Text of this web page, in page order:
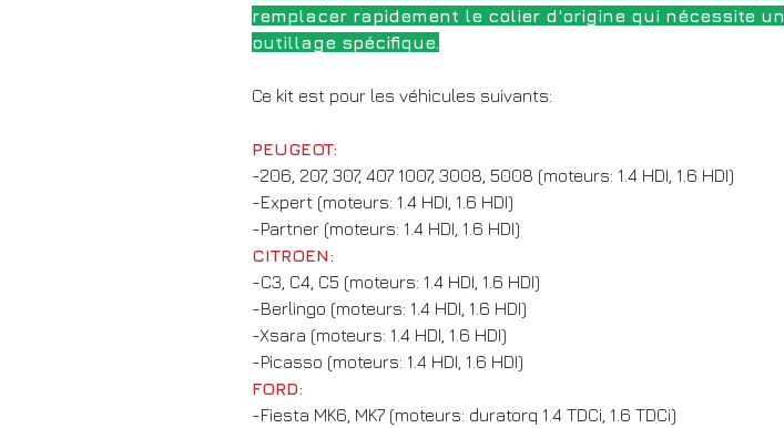
remplacer rapidement le colier d'origine qui nécessite un
outillage spécifique.
Ce kit est pour les véhicules suivants:
PEUGEOT:
-206, 207, 307, 407 1007, 3008, 5008 (moteurs: 1.4 HDI, 1.6 HDI)
-Expert (moteurs: 1.4 HDI, 1.6 HDI)
-Partner (moteurs: 1.4 HDI, 1.6 HDI)
CITROEN:
-C3, C4, C5 (moteurs: 1.4 HDI, 1.6 HDI)
-Berlingo (moteurs: 1.4 HDI, 1.6 HDI)
-Xsara (moteurs: 1.4 HDI, 1.6 HDI)
-Picasso (moteurs: 1.4 HDI, 1.6 HDI)
FORD:
-Fiesta MK6, MK7 (moteurs: duratorq 1.4 TDCi, 1.6 TDCi)